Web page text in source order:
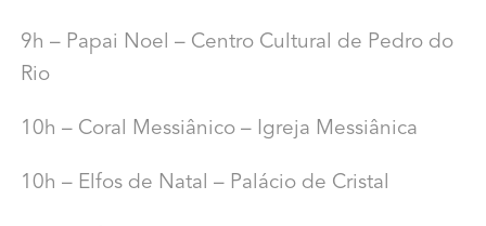
9h – Papai Noel – Centro Cultural de Pedro do
Rio
10h – Coral Messiânico – Igreja Messiânica
10h – Elfos de Natal – Palácio de Cristal